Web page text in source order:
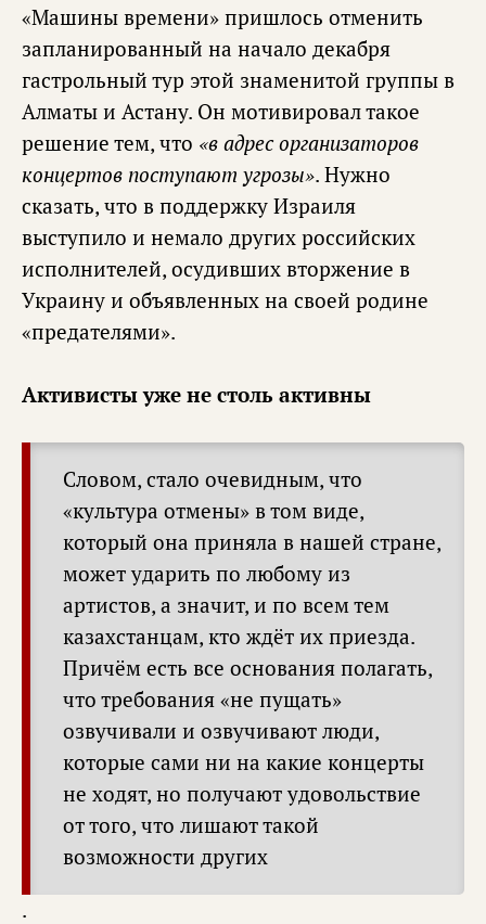
«Машины времени» пришлось отменить
запланированный на начало декабря
гастрольный тур этой знаменитой группы в
Алматы и Астану. Он мотивировал такое
решение тем, что «в адрес организаторов
концертов поступают угрозы». Нужно
сказать, что в поддержку Израиля
выступило и немало других российских
исполнителей, осудивших вторжение в
Украину и объявленных на своей родине
«предателями».
Активисты уже не столь активны
Словом, стало очевидным, что
«культура отмены» в том виде,
который она приняла в нашей стране,
может ударить по любому из
артистов, а значит, и по всем тем
казахстанцам, кто ждёт их приезда.
Причём есть все основания полагать,
что требования «не пущать»
озвучивали и озвучивают люди,
которые сами ни на какие концерты
не ходят, но получают удовольствие
от того, что лишают такой
возможности других
.